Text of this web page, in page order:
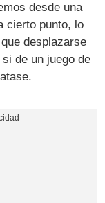
desde una
cierto punto, lo
desplazarse
de un juego de